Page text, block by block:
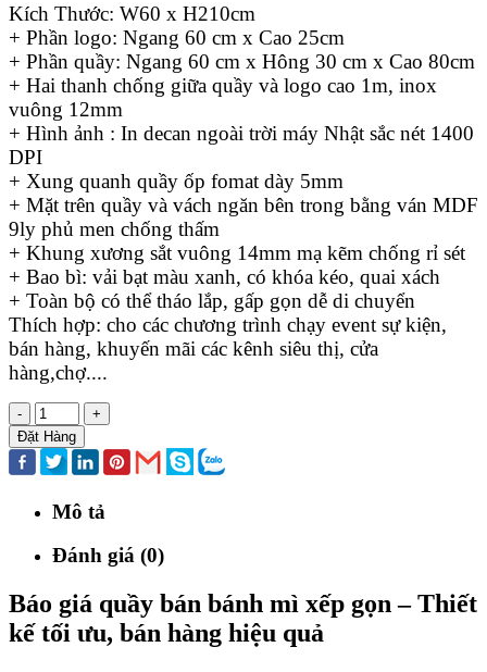
Kích Thước: W60 x H210cm
+ Phần logo: Ngang 60 cm x Cao 25cm
+ Phần quầy: Ngang 60 cm x Hông 30 cm x Cao 80cm
+ Hai thanh chống giữa quầy và logo cao 1m, inox
vuông 12mm
+ Hình ảnh : In decan ngoài trời máy Nhật sắc nét 1400
DPI
+ Xung quanh quầy ốp fomat dày 5mm
+ Mặt trên quầy và vách ngăn bên trong bằng ván MDF
9ly phủ men chống thấm
+ Khung xương sắt vuông 14mm mạ kẽm chống rỉ sét
+ Bao bì: vải bạt màu xanh, có khóa kéo, quai xách
+ Toàn bộ có thể tháo lắp, gấp gọn dễ di chuyển
Thích hợp: cho các chương trình chạy event sự kiện,
bán hàng, khuyến mãi các kênh siêu thị, cửa
hàng,chợ....
-
+
Đặt Hàng
Mô tả
Đánh giá (0)
Báo giá quầy bán bánh mì xếp gọn – Thiết
kế tối ưu, bán hàng hiệu quả